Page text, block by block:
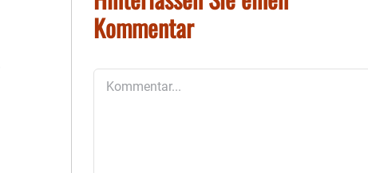
Kommentar